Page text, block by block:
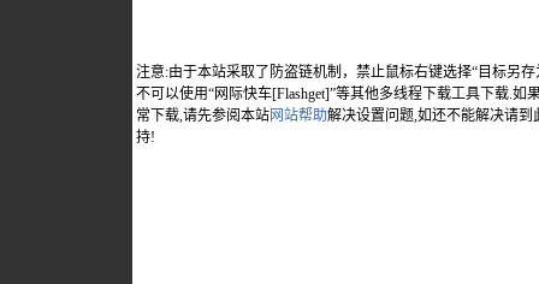
注意:由于本站采取了防盗链机制，禁止鼠标右键选择“目标另
不可以使用“网际快车[Flashget]”等其他多线程下载工具下载.如
常下载,请先参阅本站网站帮助解决设置问题,如还不能解决请到
持!